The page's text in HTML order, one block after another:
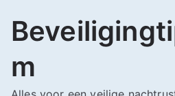
naar
inhoud
m